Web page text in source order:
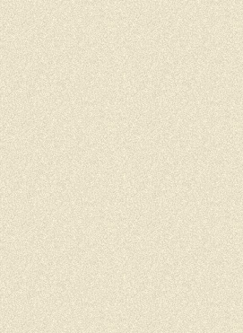
О компании